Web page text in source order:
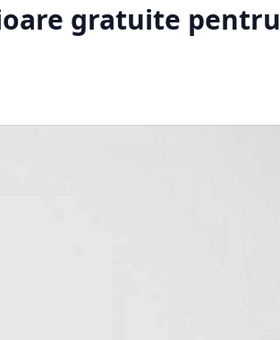
gratuite pentru